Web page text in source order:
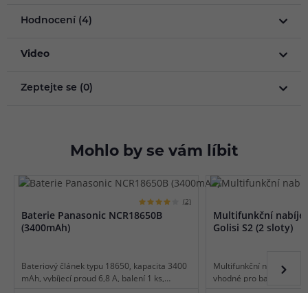
Hodnocení (4)
Video
Zeptejte se (0)
Mohlo by se vám líbit
(2)
Baterie Panasonic NCR18650B
(3400mAh)
Bateriový článek typu 18650, kapacita 3400
mAh, vybíjecí proud 6,8 A, balení 1 ks,
Multifunkční
Golisi S2 (2 sloty)
Multifunkční nabíječka
vhodné pro baterie IMR/